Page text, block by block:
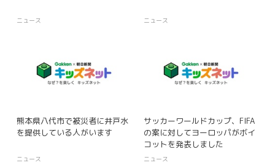
ニュース ニュース
熊本県八代市で被災者に井戸水
を提供している人がいます
ニュース
サッカーワールドカップ、FIFA
の案に対してヨーロッパがボイ
コットを発表しました
ニュース